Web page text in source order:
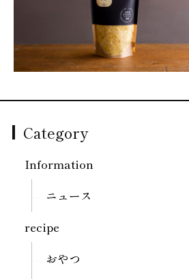
Category
Information
ニュース
recipe
おやつ